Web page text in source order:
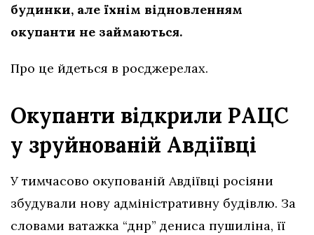
будинки, але їхнім відновленням
окупанти не займаються.
Про це йдеться в росджерелах.
Окупанти відкрили РАЦС
у зруйнованій Авдіївці
У тимчасово окупованій Авдіївці росіяни
збудували нову адміністративну будівлю. За
словами ватажка “днр” дениса пушиліна, її